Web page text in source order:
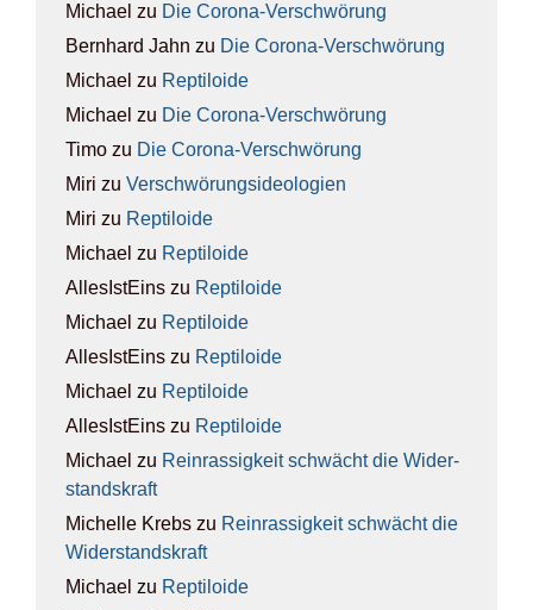
Michael zu Die Coro­na-Ver­schwö­rung
Bernhard Jahn zu Die Coro­na-Ver­schwö­rung
Michael zu Rep­ti­lo­ide
Michael zu Die Coro­na-Ver­schwö­rung
Timo zu Die Coro­na-Ver­schwö­rung
Miri zu Ver­schwö­rungs­ideo­lo­gien
Miri zu Rep­ti­lo­ide
Michael zu Rep­ti­lo­ide
AllesIstEins zu Rep­ti­lo­ide
Michael zu Rep­ti­lo­ide
AllesIstEins zu Rep­ti­lo­ide
Michael zu Rep­ti­lo­ide
AllesIstEins zu Rep­ti­lo­ide
Michael zu Rein­ras­sig­keit schwächt die Wider­
stands­kraft
Michelle Krebs zu Rein­ras­sig­keit schwächt die
Wider­stands­kraft
Michael zu Rep­ti­lo­ide